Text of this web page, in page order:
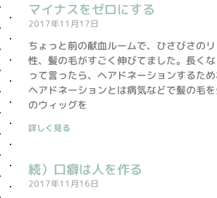
マイナスをゼロにする
2017年11月17日
ちょっと前の献血ルームで、ひさびさの
性、髪の毛がすごく伸びてました。長くな
って言ったら、ヘアドネーションするため
ヘアドネーションとは病気などで髪の毛
のウィッグを
詳しく見る
続）口癖は人を作る
2017年11月16日